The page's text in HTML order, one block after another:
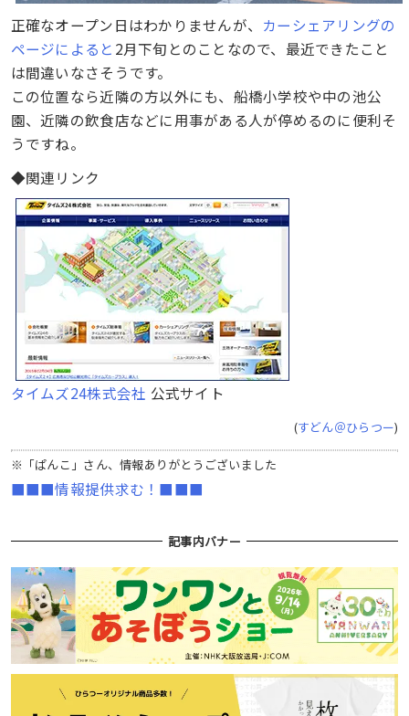
正確なオープン日はわかりませんが、 カーシェアリングの
ページによると 2月下旬とのことなので、最近できたこと
は間違いなさそうです。
この位置なら近隣の方以外にも、船橋小学校や中の池公
園、近隣の飲食店などに用事がある人が停めるのに便利そ
うですね。
◆関連リンク
タイムズ24株式会社 公式サイト
(すどん＠ひらつー)
※「ぱんこ」さん、情報ありがとうございました
■■■情報提供求む！■■■
記事内バナー